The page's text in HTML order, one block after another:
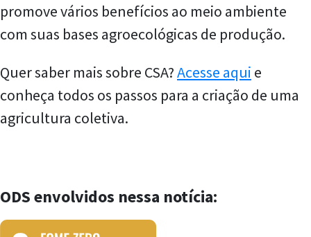
promove vários benefícios ao meio ambiente
com suas bases agroecológicas de produção.
Quer saber mais sobre CSA?Acesse aqui e
conheça todos os passos para a criação de uma
agricultura coletiva.
ODS envolvidos nessa notícia: